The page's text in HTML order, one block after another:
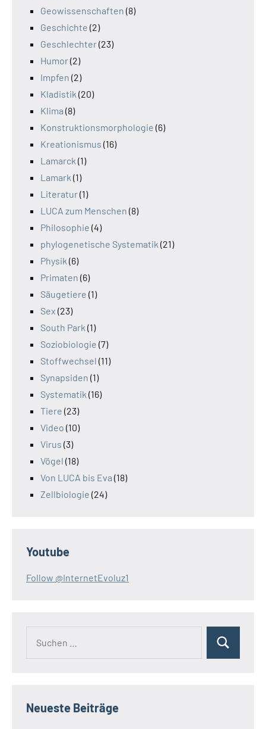
Geowissenschaften (8)
Geschichte (2)
Geschlechter(23)
Humor(2)
Impfen (2)
Kladistik (20)
Klima (8)
Konstruktionsmorphologie (6)
Kreationismus (16)
Lamarck (1)
Lamark (1)
Literatur(1)
LUCA zum Menschen (8)
Philosophie (4)
phylogenetische Systematik (21)
Physik (6)
Primaten (6)
Säugetiere (1)
Sex (23)
South Park (1)
Soziobiologie (7)
Stoffwechsel (11)
Synapsiden (1)
Systematik (16)
Tiere (23)
Video (10)
Virus (3)
Vögel (18)
Von LUCA bis Eva (18)
Zellbiologie (24)
Youtube
Follow @InternetEvoluz1
Suchen
Neueste Beiträge